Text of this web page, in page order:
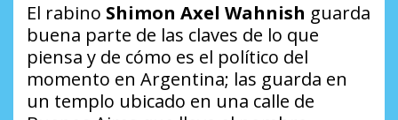
El rabino Shimon Axel Wahnish guarda
buena parte de las claves de lo que
piensa y de cómo es el político del
momento en Argentina; las guarda en
un templo ubicado en una calle de